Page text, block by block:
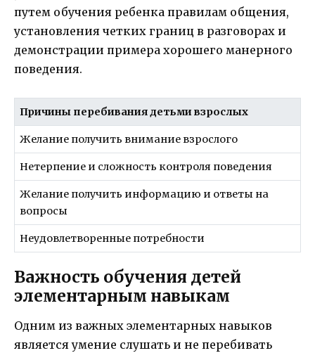
путем обучения ребенка правилам общения,
установления четких границ в разговорах и
демонстрации примера хорошего манерного
поведения.
Причины перебивания детьми взрослых
Желание получить внимание взрослого
Нетерпение и сложность контроля поведения
Желание получить информацию и ответы на
вопросы
Неудовлетворенные потребности
Важность обучения детей
элементарным навыкам
Одним из важных элементарных навыков
является умение слушать и не перебивать